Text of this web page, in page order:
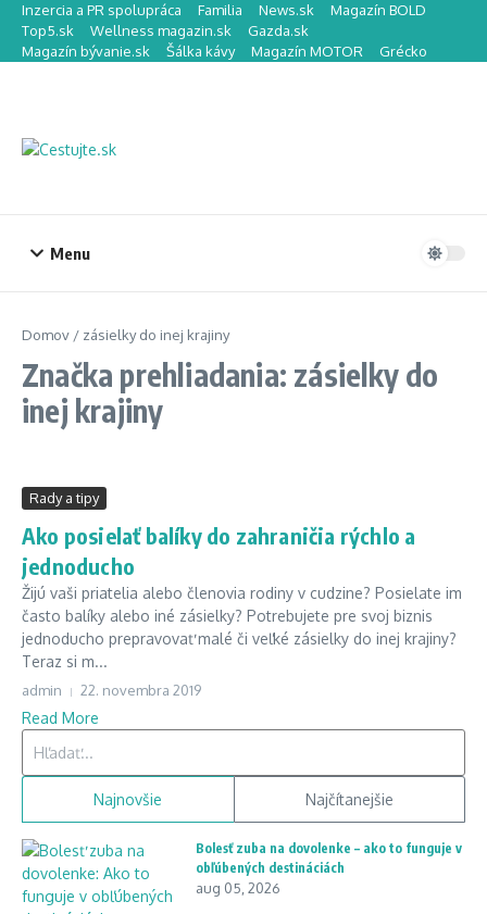
Preskočiť na obsah
Inzercia a PR spolupráca Familia News.sk
Magazín BOLD
Top5.sk
Wellness magazin.sk
Gazda.sk
Magazín bývanie.sk
Šálka kávy Magazín MOTOR Grécko
Menu
Domov / zásielky do inej krajiny
Značka prehliadania: zásielky do
inej krajiny
Rady a tipy
Ako posielať balíky do zahraničia rýchlo a
jednoducho
Žijú vaši priatelia alebo členovia rodiny v cudzine? Posielate im
často balíky alebo iné zásielky? Potrebujete pre svoj biznis
jednoducho prepravovať malé či veľké zásielky do inej krajiny?
Teraz si m...
admin 22. novembra 2019
Read More
Najnovšie Najčítanejšie
Bolesť zuba na dovolenke – ako to funguje v
obľúbených destináciách
aug 05, 2026